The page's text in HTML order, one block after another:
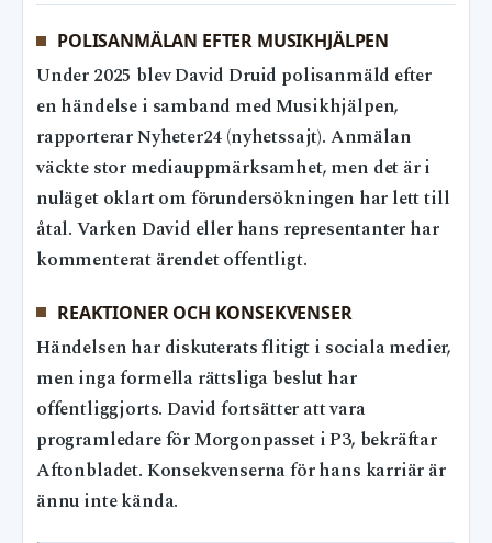
POLISANMÄLAN EFTER MUSIKHJÄLPEN
Under 2025 blev David Druid polisanmäld efter
en händelse i samband med Musikhjälpen,
rapporterar Nyheter24 (nyhetssajt). Anmälan
väckte stor mediauppmärksamhet, men det är i
nuläget oklart om förundersökningen har lett till
åtal. Varken David eller hans representanter har
kommenterat ärendet offentligt.
REAKTIONER OCH KONSEKVENSER
Händelsen har diskuterats flitigt i sociala medier,
men inga formella rättsliga beslut har
offentliggjorts. David fortsätter att vara
programledare för Morgonpasset i P3, bekräftar
Aftonbladet. Konsekvenserna för hans karriär är
ännu inte kända.